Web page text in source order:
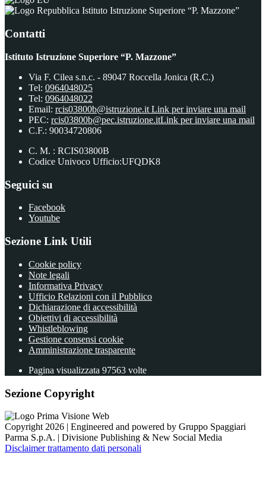
Istituto Istruzione Superiore “P. Mazzone”
Contatti
Istituto Istruzione Superiore “P. Mazzone”
Via F. Cilea s.n.c. - 89047 Roccella Jonica (R.C.)
Tel: 0964048025
Tel: 0964048022
Email: rcis03800b@istruzione.it Link per inviare una mail
PEC: rcis03800b@pec.istruzione.itLink per inviare una mail
C.F.: 90034720806
C. M. : RCIS03800B
Codice Univoco Ufficio:UFQDK8
Seguici su
Facebook
Youtube
Sezione Link Utili
Cookie policy
Note legali
Informativa Privacy
Ufficio Relazioni con il Pubblico
Dichiarazione di accessibilità
Obiettivi di accessibilità
Whistleblowing
Gestione consensi cookie
Amministrazione trasparente
Pagina visualizzata 97563 volte
Sezione Copyright
Copyright 2026 | Engineered and powered by Gruppo Spaggiari
Parma S.p.A. | Divisione Publishing & New Social Media
Disclaimer trattamento dati personali